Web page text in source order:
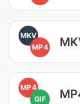
MKV
MP4
MP4
GIF